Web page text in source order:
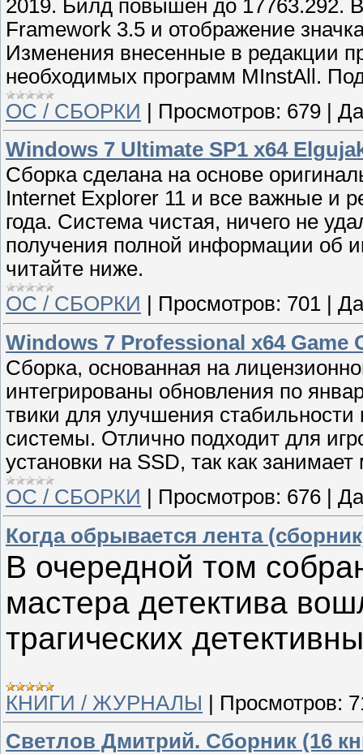
2019. Билд повышен до 17763.292.
Framework 3.5 и отображение
Изменения внесенные в редакции
необходимых программ MInstAll.
ОС / СБОРКИ | Просмотров: 679 |
Windows 7 Ultimate SP1 x64
Сборка сделана на основе
Internet Explorer 11 и все важные и
года. Система чистая, ничего не
получения полной информации об
читайте ниже.
ОС / СБОРКИ
Просмотров: 701
Windows 7 Professional x64 Game
Сборка, основанная на
интегрированы обновления по
твики для улучшения
системы. Отлично подходит для
установки на SSD, так как
ОС / СБОРКИ
Просмотров: 676
Когда обрывается лента
В очередной том
мастера детектива
трагических
КНИГИ / ЖУРНАЛЫ | Просмотров:
Светлов Дмитрий. Cборник (16